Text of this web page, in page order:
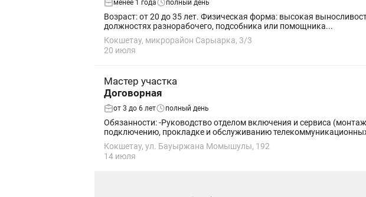
менее 1 года полный день
Возраст: от 20 до 35 лет. Физическая форма: высокая
должностях разнорабочего, подсобника или помощника...
Кокшетау, микрорайон Сарыарка, 3/3
20 июля
Мастер участка
Договорная
от 3 до 6 лет полный день
Обязанности: -Руководство отделом включения и сервиса (монтажные бригады, сервисные инженеры) -Организация и контроль работ по
подключению, прокладке и обслуживанию
Кокшетау, ул. Бауыржана Момышулы, 192
14 июля